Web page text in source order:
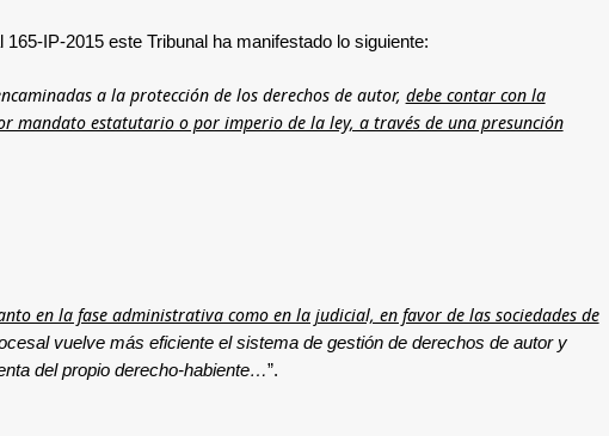
IP-2015 este Tribunal ha manifestado lo siguiente:
a la protección de los derechos de autor, debe contar con la
estatutario o por imperio de la ley, a través de una presunción
en la fase administrativa como en la judicial, en favor de las sociedades de
vuelve más eficiente el sistema de gestión de derechos de autor y
del propio derecho-habiente…”.